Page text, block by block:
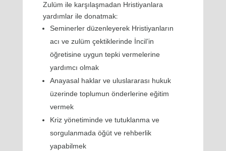
Zulüm ile karşılaşmadan Hristiyanlara
yardımlar ile donatmak:
Seminerler düzenleyerek Hristiyanların
acı ve zulüm çektiklerinde İncil’in
öğretisine uygun tepki vermelerine
yardımcı olmak
Anayasal haklar ve uluslararası hukuk
üzerinde toplumun önderlerine eğitim
vermek
Kriz yönetiminde ve tutuklanma ve
sorgulanmada öğüt ve rehberlik
yapabilmek